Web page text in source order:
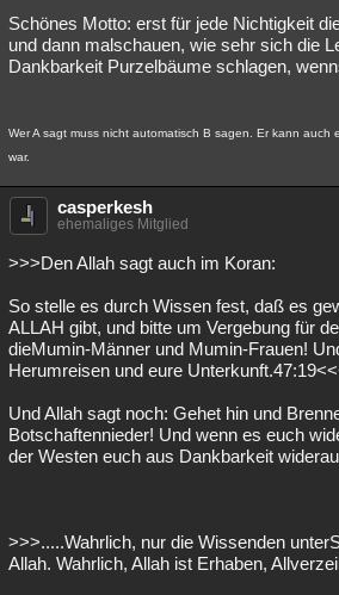
Schönes Motto: erst für jede Nichtigkeit
und dann malschauen, wie sehr sich die
Dankbarkeit Purzelbäume schlagen,
Wer A sagt muss nicht automatisch B sagen. Er kann auch
war.
casperkesh
ehemaliges Mitglied
>>>Den Allah sagt auch im Koran:
So stelle es durch Wissen fest, daß es
ALLAH gibt, und bitte um Vergebung für
dieMumin-Männer und Mumin-Frauen!
Herumreisen und eure
Und Allah sagt noch: Gehet hin und
Botschaftennieder! Und wenn es euch
der Westen euch aus Dankbarkeit
>>>.....Wahrlich, nur die Wissenden
Allah. Wahrlich, Allah ist Erhaben,